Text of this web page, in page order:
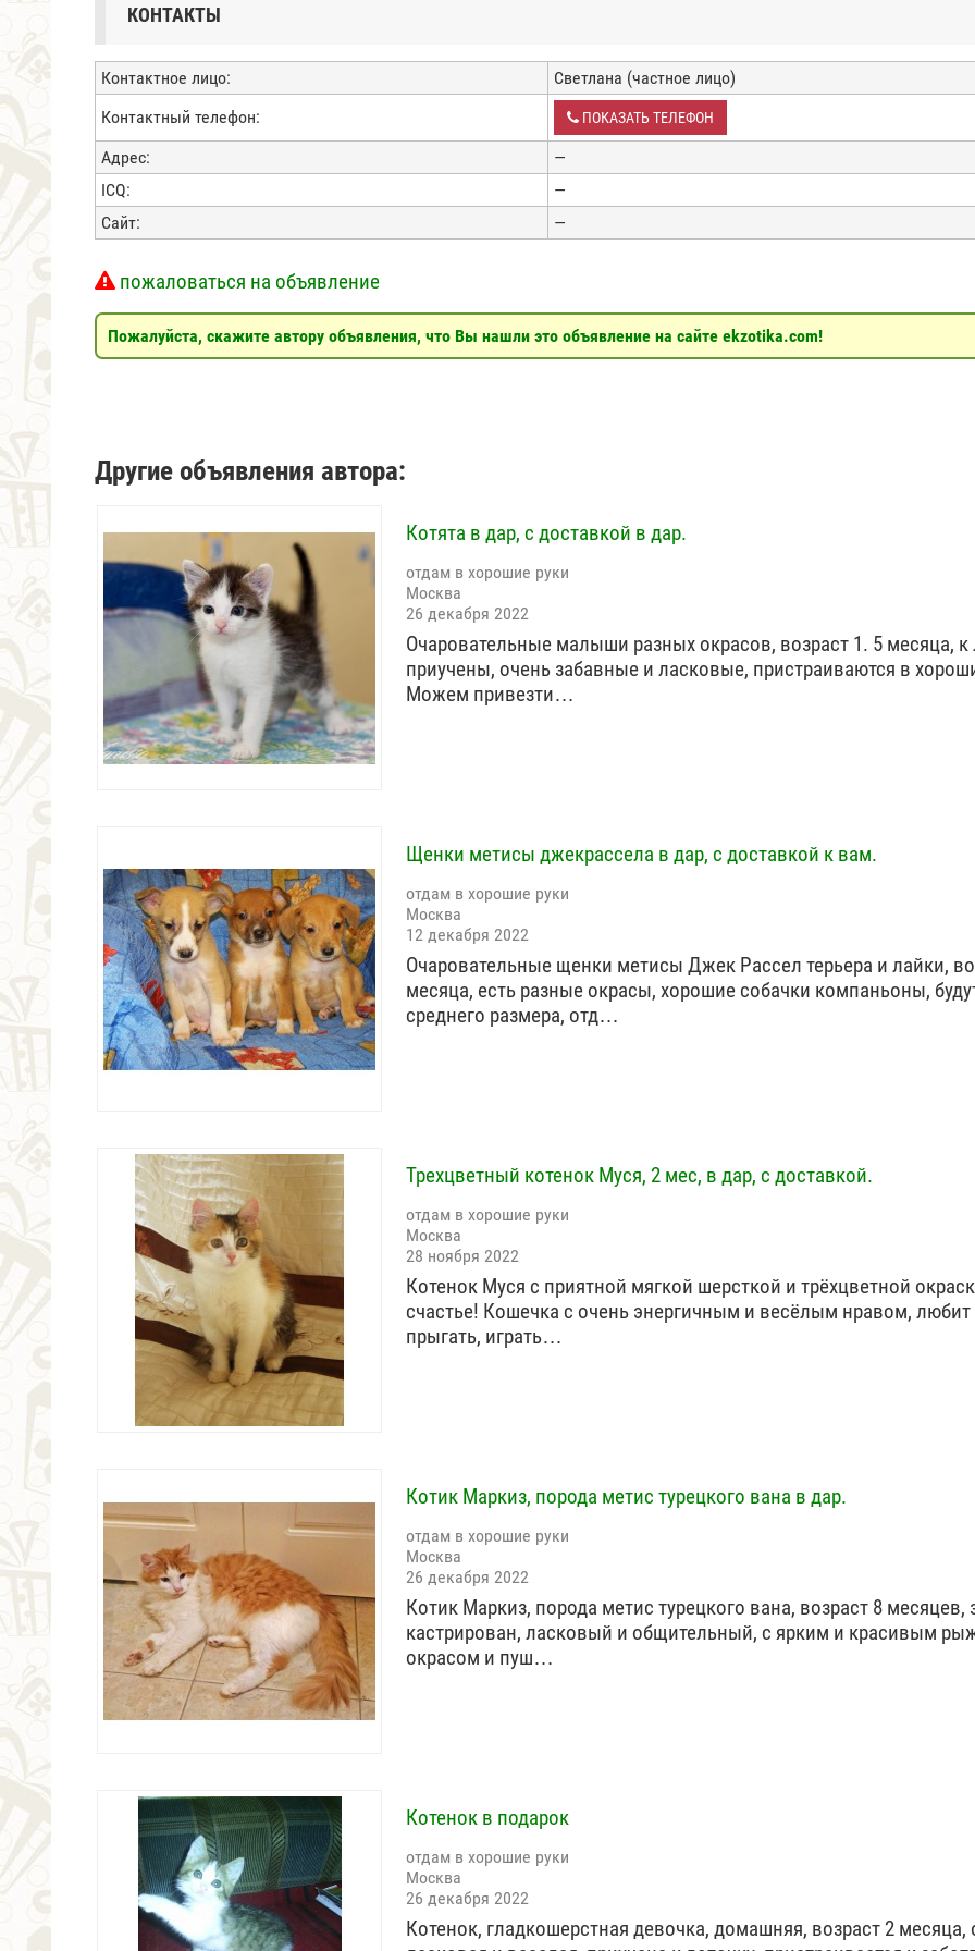
КОНТАКТЫ
Контактное лицо:
Светлана (частное лицо)
Контактный телефон:
ПОКАЗАТЬ ТЕЛЕФОН
Адрес:
—
ICQ:
—
Сайт:
—
пожаловаться на объявление
Пожалуйста, скажите автору объявления, что Вы нашли это объявление на сайте ekzotika.com!
Другие объявления автора:
Котята в дар, с доставкой в дар.
отдам в хорошие руки
Москва
26 декабря 2022
Очаровательные малыши разных окрасов, возраст 1. 5 месяца, к
приучены, очень забавные и ласковые, пристраиваются в
Можем привезти…
Щенки метисы джекрассела в дар, с доставкой к вам.
отдам в хорошие руки
Москва
12 декабря 2022
Очаровательные щенки метисы Джек Рассел терьера и лайки,
месяца, есть разные окрасы, хорошие собачки компаньоны,
среднего размера, отд…
Трехцветный котенок Муся, 2 мес, в дар, с доставкой.
отдам в хорошие руки
Москва
28 ноября 2022
Котенок Муся с приятной мягкой шерсткой и трёхцветной
счастье! Кошечка с очень энергичным и весёлым нравом, любит
прыгать, играть…
Котик Маркиз, порода метис турецкого вана в дар.
отдам в хорошие руки
Москва
26 декабря 2022
Котик Маркиз, порода метис турецкого вана, возраст 8 месяцев,
кастрирован, ласковый и общительный, с ярким и красивым
окрасом и пуш…
Котенок в подарок
отдам в хорошие руки
Москва
26 декабря 2022
Котенок, гладкошерстная девочка, домашняя, возраст 2 месяца,